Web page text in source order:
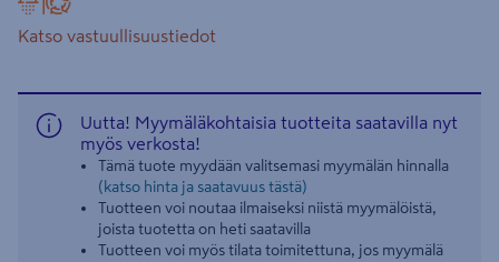
Katso vastuullisuustiedot
Uutta! Myymäläkohtaisia tuotteita saatavilla nyt
myös verkosta!
Tämä tuote myydään valitsemasi myymälän hinnalla
(katso hinta ja saatavuus tästä)
Tuotteen voi noutaa ilmaiseksi niistä myymälöistä,
joista tuotetta on heti saatavilla
Tuotteen voi myös tilata toimitettuna, jos myymälä